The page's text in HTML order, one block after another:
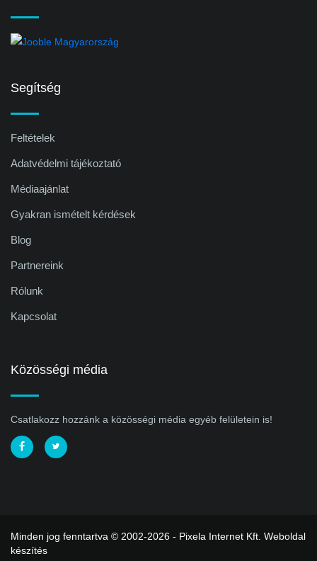
Segítség
Feltételek
Adatvédelmi tájékoztató
Médiaajánlat
Gyakran ismételt kérdések
Blog
Partnereink
Rólunk
Kapcsolat
Közösségi média
Csatlakozz hozzánk a közösségi média egyéb felületein is!
Minden jog fenntartva © 2002-2026 - Pixela Internet Kft. Weboldal
készítés